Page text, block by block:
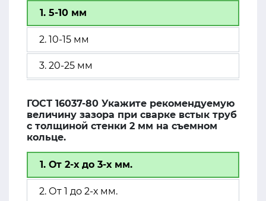
1. 5-10 мм
2. 10-15 мм
3. 20-25 мм
ГОСТ 16037-80 Укажите рекомендуемую
величину зазора при сварке встык труб
с толщиной стенки 2 мм на съемном
кольце.
1. От 2-х до 3-х мм.
2. От 1 до 2-х мм.